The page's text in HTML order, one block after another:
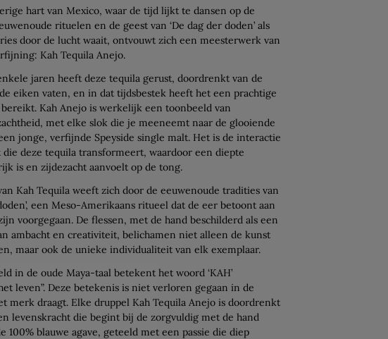
hart van Mexico, waar de tijd lijkt te dansen op de
rituelen en de geest van ‘De dag der doden’ als
door de lucht waait, ontvouwt zich een meesterwerk van
Kah Tequila Anejo.
jaren heeft deze tequila gerust, doordrenkt van de
eiken vaten, en in dat tijdsbestek heeft het een prachtige
Kah Anejo is werkelijk een toonbeeld van
met elke slok die je meeneemt naar de glooiende
jonge, verfijnde Speyside single malt. Het is de interactie
deze tequila transformeert, waardoor een diepte
is en zijdezacht aanvoelt op de tong.
Kah Tequila weeft zich door de eeuwenoude tradities van
een Meso-Amerikaans ritueel dat de eer betoont aan
voorgegaan. De flessen, met de hand beschilderd als een
ambacht en creativiteit, belichamen niet alleen de kunst
maar ook de unieke individualiteit van elk exemplaar.
in de oude Maya-taal betekent het woord ‘KAH’
leven”. Deze betekenis is niet verloren gegaan in de
merk draagt. Elke druppel Kah Tequila Anejo is doordrenkt
levenskracht die begint bij de zorgvuldig met de hand
100% blauwe agave, geteeld met een passie die diep